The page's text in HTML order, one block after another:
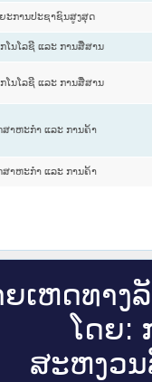
ຍະການປະຊາຊົນສູງສຸດ
ໂນໂລຊີ ແລະ ການສື່ສານ
ໂນໂລຊີ ແລະ ການສື່ສານ
ສາຫະກຳ ແລະ ການຄ້າ
ສາຫະກຳ ແລະ ການຄ້າ
ເຫດ​ທາງ​
ໂດຍ:
ສະ​ຫງວນ​